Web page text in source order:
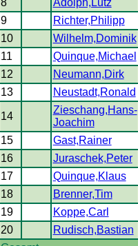
9
Richter,Philipp
10
Wilhelm,Dominik
11
Quinque,Michael
12
Neumann,Dirk
13
Neustadt,Ronald
14
Zieschang,Hans-
Joachim
15 Gast,Rainer
16
Juraschek,Peter
17
Quinque,Klaus
18
Brenner,Tim
19
Koppe,Carl
20
Rudisch,Bastian